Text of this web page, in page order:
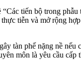
tiến bộ trong phẫu
tiễn và mở rộng
tàn phế nặng nề nếu
môn là yêu cầu cấp